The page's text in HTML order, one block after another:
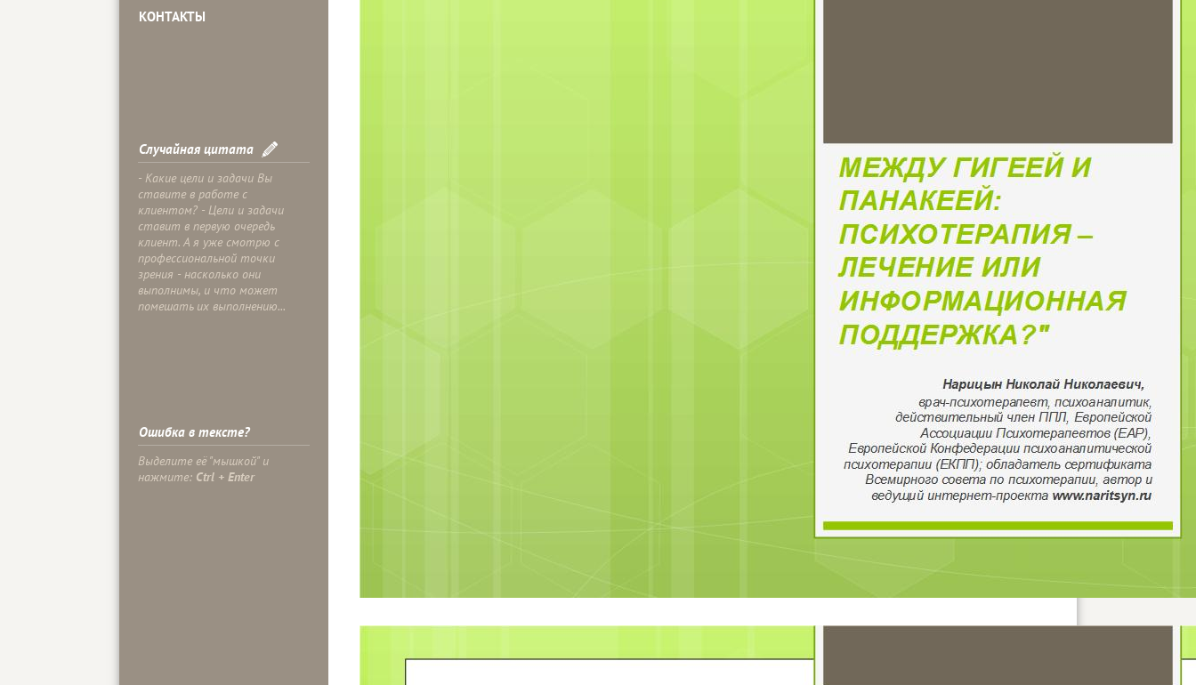
КОНТАКТЫ
Случайная цитата
- Какие цели и задачи Вы
ставите в работе с
клиентом? - Цели и задачи
ставит в первую очередь
клиент. А я уже смотрю с
профессиональной точки
зрения - насколько они
выполнимы, и что может
помешать их выполнению...
Ошибка в тексте?
Выделите её "мышкой" и
нажмите: Ctrl + Enter